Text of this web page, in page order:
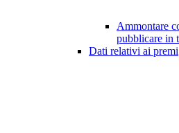
Ammontare
pubblicare in
Dati relativi ai premi